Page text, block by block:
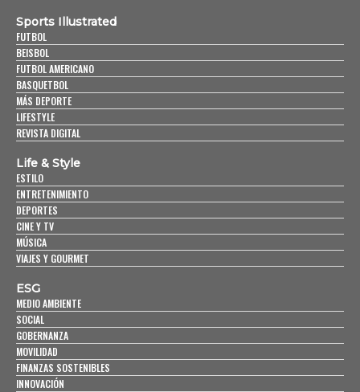
Sports Illustrated
FUTBOL
BEISBOL
FUTBOL AMERICANO
BASQUETBOL
MÁS DEPORTE
LIFESTYLE
REVISTA DIGITAL
Life & Style
ESTILO
ENTRETENIMIENTO
DEPORTES
CINE Y TV
MÚSICA
VIAJES Y GOURMET
ESG
MEDIO AMBIENTE
SOCIAL
GOBERNANZA
MOVILIDAD
FINANZAS SOSTENIBLES
INNOVACIÓN